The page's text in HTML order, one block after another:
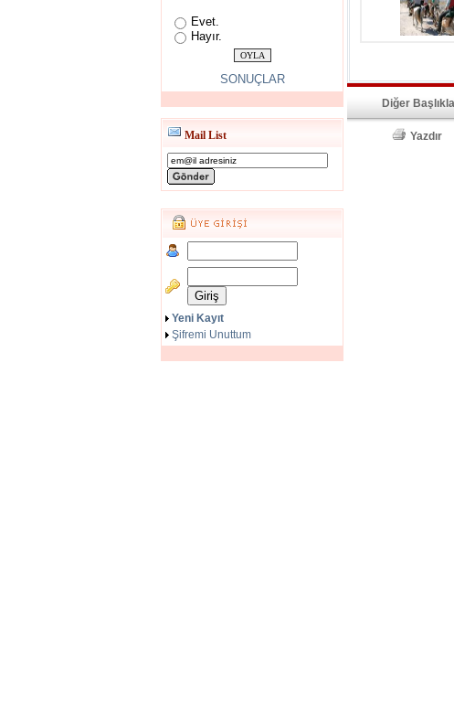
Evet.
Hayır.
SONUÇLAR
Mail List
Yeni Kayıt
Şifremi Unuttum
Diğer
Yazdır